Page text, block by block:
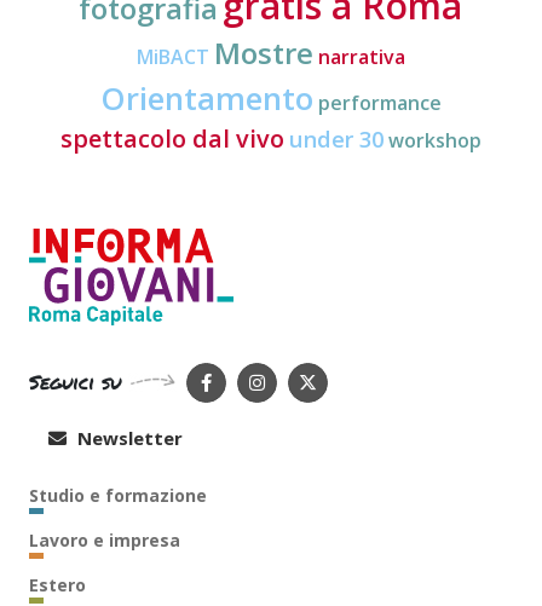
fotografia
MiBACT Mostre narrativa
Orientamento performance
spettacolo dal vivo under 30workshop
Seguici su
Newsletter
Studio e formazione
Lavoro e impresa
Estero